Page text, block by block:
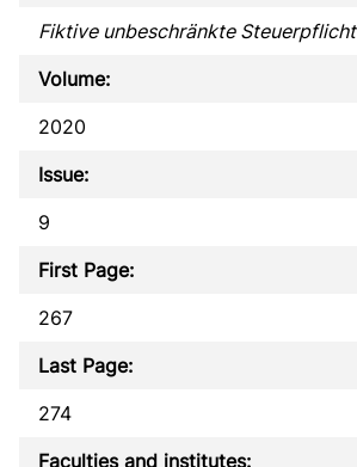
Fiktive unbeschränkte Steuerpflicht
Volume:
2020
Issue:
9
First Page:
267
Last Page:
274
Faculties and institutes: